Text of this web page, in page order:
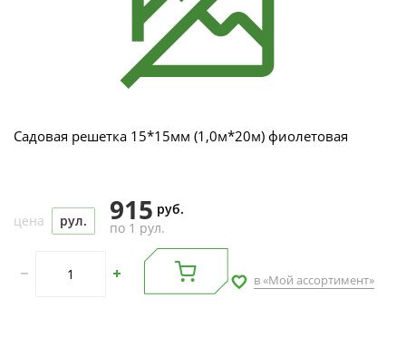
Садовая решетка 15*15мм (1,0м*20м) фиолетовая
цена рул. 915 руб.
по 1 рул.
в «Мой ассортимент»